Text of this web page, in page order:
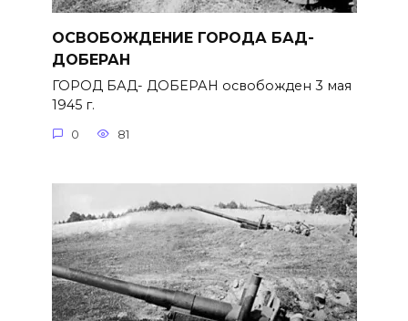
ОСВОБОЖДЕНИЕ ГОРОДА БАД-
ДОБЕРАН
ГОРОД БАД- ДОБЕРАН освобожден 3 мая
1945 г.
0 81